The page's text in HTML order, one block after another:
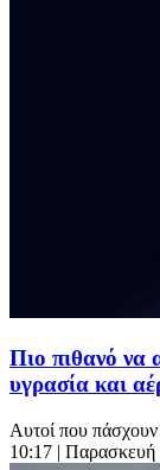
Πιο πιθανό να
υγρασία και
Αυτοί που
10:17 | Παρασκευή